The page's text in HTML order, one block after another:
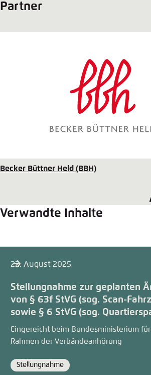
Partner
Becker Büttner Held (BBH)
Verwandte Inhalte
22. August 2025
Stellungnahme zur geplanten
von § 63f StVG (sog. Scan-
sowie § 6 StVG (sog.
Eingereicht beim Bundesministerium
Rahmen der Verbändeanhörung
Format
Stellungnahme